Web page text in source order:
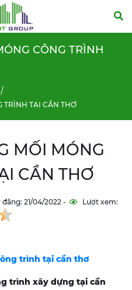
CÔNG TRÌNH
TRÌNH TẠI CẦN THƠ
MỐI MÓNG
CẦN THƠ
đăng: 21/04/2022 -
Lượt xem:
trình tại cần thơ
trình xây dựng tại cần